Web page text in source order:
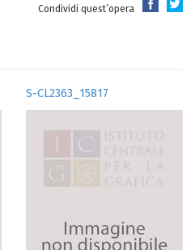
Condividi quest’opera
S-CL2363_15817